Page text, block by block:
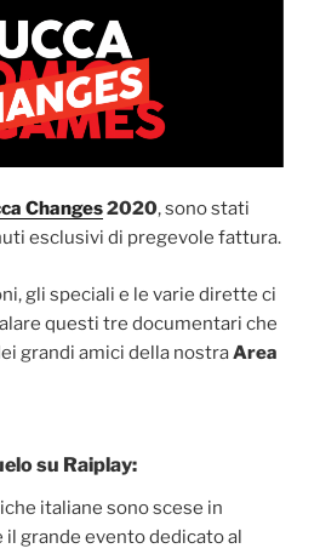
Changes2020, sono stati
esclusivi di pregevole fattura.
gli speciali e le varie dirette ci
questi tre documentari che
grandi amici della nostraArea
su Raiplay:
italiane sono scese in
grande evento dedicato al